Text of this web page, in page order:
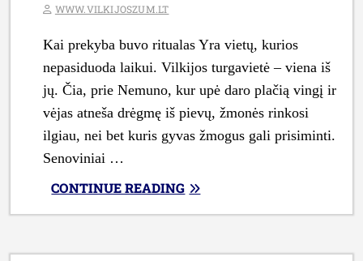
WWW.VILKIJOSZUM.LT
Kai prekyba buvo ritualas Yra vietų, kurios
nepasiduoda laikui. Vilkijos turgavietė – viena iš
jų. Čia, prie Nemuno, kur upė daro plačią vingį ir
vėjas atneša drėgmę iš pievų, žmonės rinkosi
ilgiau, nei bet kuris gyvas žmogus gali prisiminti.
Senoviniai …
CONTINUE READING„VILKIJOS